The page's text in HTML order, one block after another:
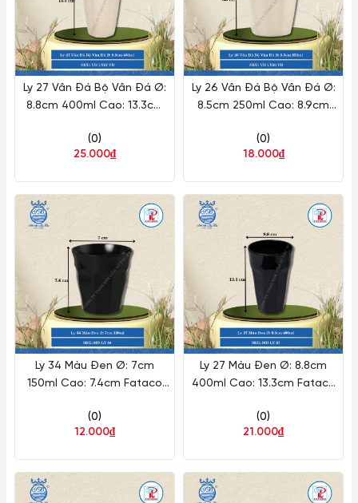
Ly 27 Vân Đá Bộ Vân Đá Ø:
8.8cm 400ml Cao: 13.3cm
(0)
25.000₫
Ly 26 Vân Đá Bộ Vân Đá Ø:
8.5cm 250ml Cao: 8.9cm
(0)
18.000₫
Ly 34 Màu Đen Ø: 7cm
150ml Cao: 7.4cm Fataco
(0)
12.000₫
Ly 27 Màu Đen Ø: 8.8cm
400ml Cao: 13.3cm Fataco
(0)
21.000₫